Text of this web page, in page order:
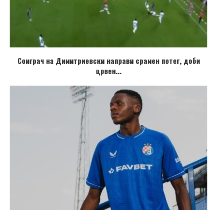
Соиграч на Димитриевски направи срамен потег, доби
црвен...